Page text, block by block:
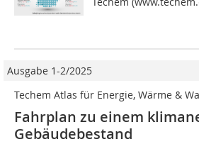
Ausgabe 1-2/2025
Techem Atlas für Energie, Wärme &
Fahrplan zu einem
Gebäudebestand